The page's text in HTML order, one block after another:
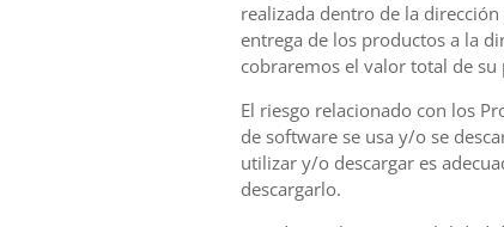
realizada dentro de la
entrega de los productos a la
cobraremos el valor total de su
El riesgo relacionado con los
de software se usa y/o se
utilizar y/o descargar es
descargarlo.